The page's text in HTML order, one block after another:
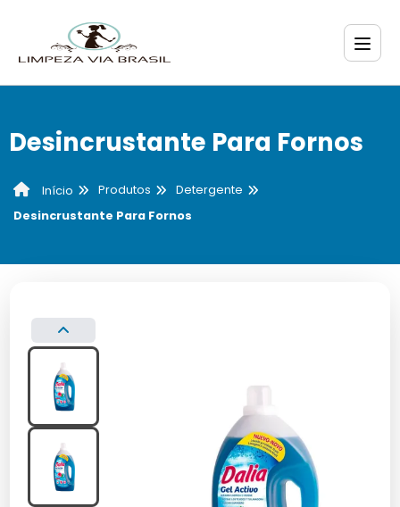
Desincrustante Para Fornos
Início Produtos
Detergente
Desincrustante Para Fornos